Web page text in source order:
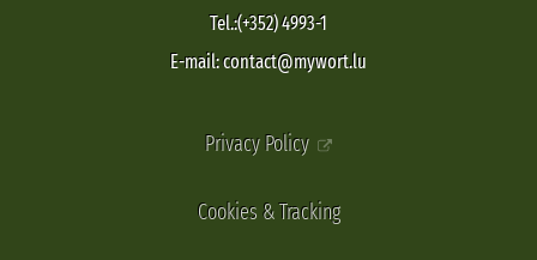
Tel.:(+352) 4993-1
E-mail: contact@mywort.lu
Privacy Policy
Cookies & Tracking